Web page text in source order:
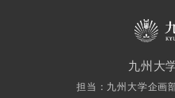
九州大
担当：九州大学企画